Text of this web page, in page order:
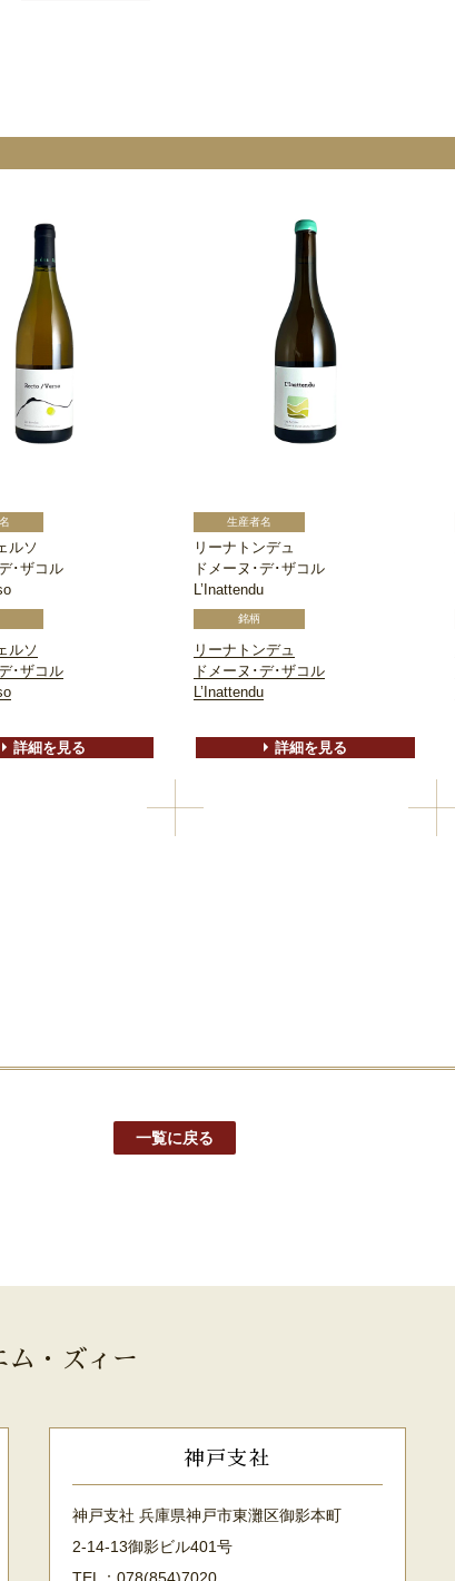
ルソ
･ザコル
ルソ
･ザコル
詳細を見る
リーナトンデュ
ドメーヌ･デ･ザコル
L’Inattendu
リーナトンデュ
ドメーヌ･デ･ザコル
L’Inattendu
詳細を見る
一覧に戻る
ム・ズィー
神戸支社
神戸支社 兵庫県神戸市東灘区御影本町
2-14-13御影ビル401号
TEL：078(854)7020